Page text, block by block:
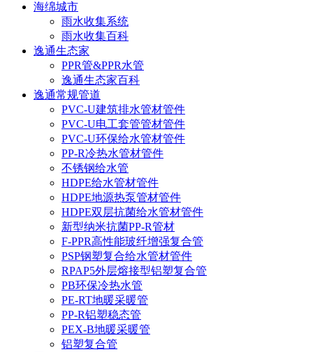
海绵城市
雨水收集系统
雨水收集百科
逸通生态家
PPR管&PPR水管
逸通生态家百科
逸通常规管道
PVC-U建筑排水管材管件
PVC-U电工套管管材管件
PVC-U环保给水管材管件
PP-R冷热水管材管件
不锈钢给水管
HDPE给水管材管件
HDPE地源热泵管材管件
HDPE双层抗菌给水管材管件
新型纳米抗菌PP-R管材
F-PPR高性能玻纤增强复合管
PSP钢塑复合给水管材管件
RPAP5外层熔接型铝塑复合管
PB环保冷热水管
PE-RT地暖采暖管
PP-R铝塑稳态管
PEX-B地暖采暖管
铝塑复合管